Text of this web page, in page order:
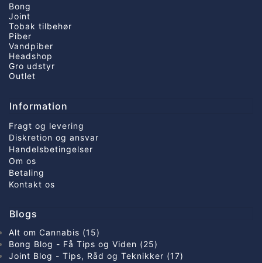
Bong
Joint
Tobak tilbehør
Piber
Vandpiber
Headshop
Gro udstyr
Outlet
Information
Fragt og levering
Diskretion og ansvar
Handelsbetingelser
Om os
Betaling
Kontakt os
Blogs
Alt om Cannabis (15)
Bong Blog - Få Tips og Viden (25)
Joint Blog - Tips, Råd og Teknikker (17)